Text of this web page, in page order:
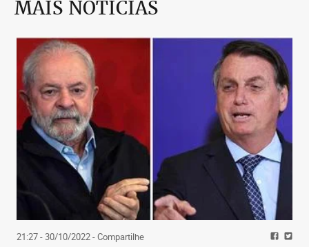
MAIS NOTÍCIAS
21:27 - 30/10/2022- Compartilhe